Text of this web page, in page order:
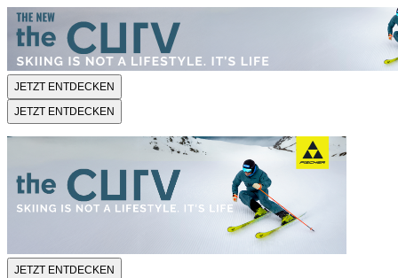
JETZT ENTDECKEN
JETZT ENTDECKEN
JETZT ENTDECKEN